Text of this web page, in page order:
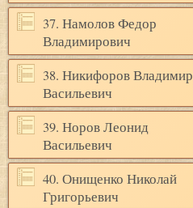
37. Намолов Федор
Владимирович
38. Никифоров Владимир
Васильевич
39. Норов Леонид
Васильевич
40. Онищенко Николай
Григорьевич